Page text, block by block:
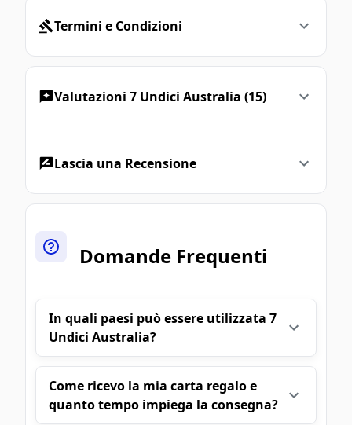
Termini e Condizioni
Valutazioni 7 Undici Australia (15)
Lascia una Recensione
Domande Frequenti
In quali paesi può essere utilizzata 7
Undici Australia?
Come ricevo la mia carta regalo e
quanto tempo impiega la consegna?